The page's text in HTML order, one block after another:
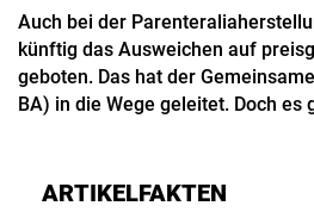
Auch bei der
künftig das Ausweichen auf
geboten. Das hat der
BA) in die Wege geleitet. Doch es
ARTIKELFAKTEN